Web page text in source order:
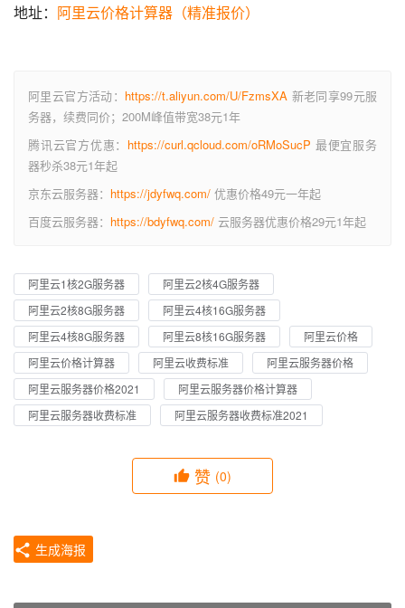
地址： 阿里云价格计算器（精准报价）
阿里云官方活动： https://t.aliyun.com/U/FzmsXA 新老同享99元服
务器，续费同价；200M峰值带宽38元1年
腾讯云官方优惠： https://curl.qcloud.com/oRMoSucP 最便宜服务
器秒杀38元1年起
京东云服务器： https://jdyfwq.com/ 优惠价格49元一年起
百度云服务器： https://bdyfwq.com/ 云服务器优惠价格29元1年起
阿里云1核2G服务器
阿里云2核4G服务器
阿里云2核8G服务器
阿里云4核16G服务器
阿里云4核8G服务器
阿里云8核16G服务器
阿里云价格
阿里云价格计算器
阿里云收费标准
阿里云服务器价格
阿里云服务器价格2021
阿里云服务器价格计算器
阿里云服务器收费标准
阿里云服务器收费标准2021
赞 (0)
生成海报